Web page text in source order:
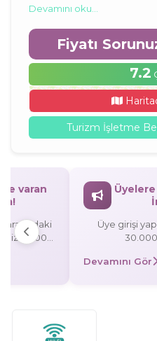
Devamını oku...
Fiyatı
7.2
Turizm İşletme
varan
arasındaki
3.000
Üye girişi
indirim!
Devamını Gör